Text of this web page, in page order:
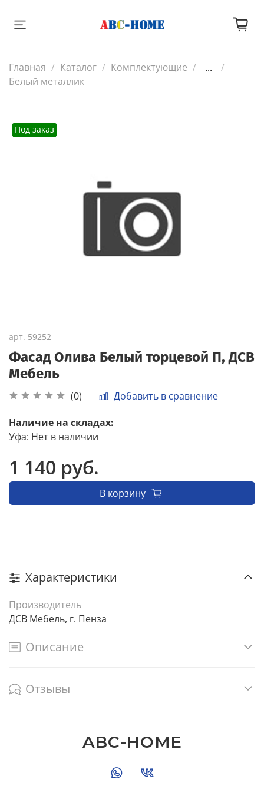
Главная Каталог Комплектующие
...
Белый металлик
Под заказ
арт. 59252
Фасад Олива Белый торцевой П, ДСВ
Мебель
(0) Добавить в сравнение
Наличие на складах:
Уфа: Нет в наличии
1 140 руб.
В корзину
Характеристики
Производитель
ДСВ Мебель, г. Пенза
Описание
Отзывы
ABC-HOME